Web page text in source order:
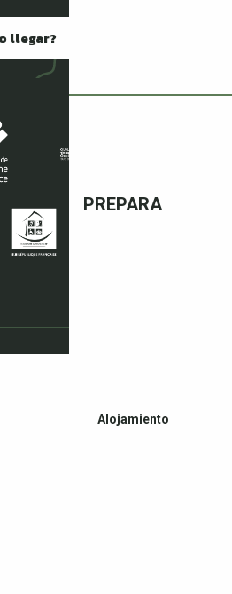
PREPARA
Alojamiento
llegar?